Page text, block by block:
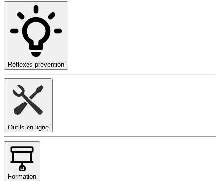
Réflexes prévention
Outils en ligne
Formation